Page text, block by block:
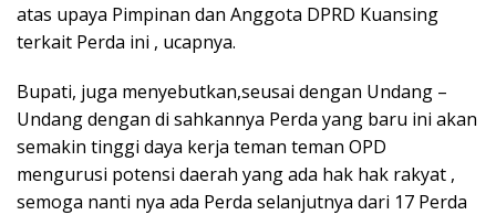
atas upaya Pimpinan dan Anggota DPRD Kuansing
terkait Perda ini , ucapnya.
Bupati, juga menyebutkan,seusai dengan Undang –
Undang dengan di sahkannya Perda yang baru ini akan
semakin tinggi daya kerja teman teman OPD
mengurusi potensi daerah yang ada hak hak rakyat ,
semoga nanti nya ada Perda selanjutnya dari 17 Perda